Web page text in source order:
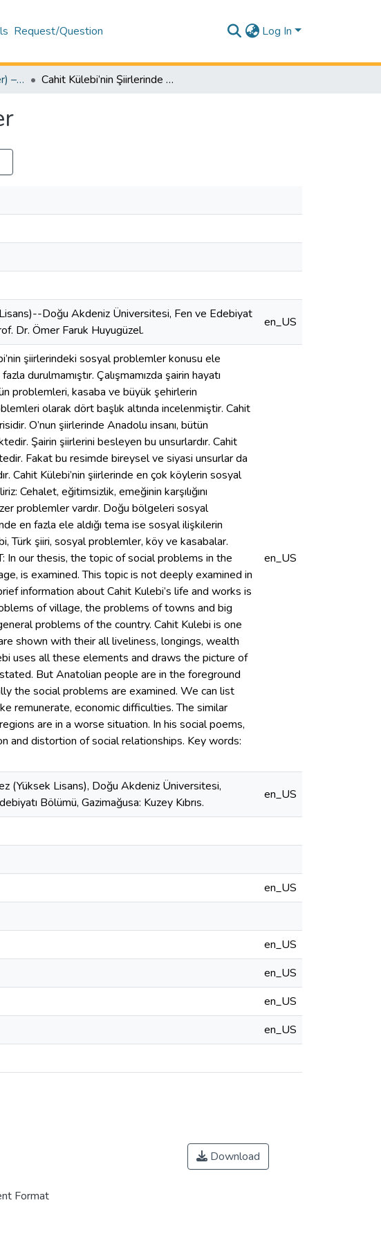
Request/Question Log In
Tez Koleksiyonu (Master) – Türk Dili ve Edebiyatı / Theses (Master's) – Turkish Language and Literature Cahit Külebi’nin Şiirlerinde Sosyal Problemler
Doğu Akdeniz Üniversitesi, Fen ve Edebiyat
Dr. Ömer Faruk Huyugüzel.
en_US
şiirlerindeki sosyal problemler konusu ele
durulmamıştır. Çalışmamızda şairin hayatı
problemleri, kasaba ve büyük şehirlerin
olarak dört başlık altında incelenmiştir. Cahit
O’nun şiirlerinde Anadolu insanı, bütün
Şairin şiirlerini besleyen bu unsurlardır. Cahit
Fakat bu resimde bireysel ve siyasi unsurlar da
Cahit Külebi’nin şiirlerinde en çok köylerin sosyal
Cehalet, eğitimsizlik, emeğinin karşılığını
problemler vardır. Doğu bölgeleri sosyal
en fazla ele aldığı tema ise sosyal ilişkilerin
Türk şiiri, sosyal problemler, köy ve kasabalar.
thesis, the topic of social problems in the
is examined. This topic is not deeply examined in
information about Cahit Kulebi’s life and works is
of village, the problems of towns and big
problems of the country. Cahit Kulebi is one
shown with their all liveliness, longings, wealth
uses all these elements and draws the picture of
But Anatolian people are in the foreground
the social problems are examined. We can list
remunerate, economic difficulties. The similar
are in a worse situation. In his social poems,
and distortion of social relationships. Key words:
en_US
(Yüksek Lisans), Doğu Akdeniz Üniversitesi,
Bölümü, Gazimağusa: Kuzey Kıbrıs.
en_US
en_US
en_US
en_US
en_US
en_US
Format
Download